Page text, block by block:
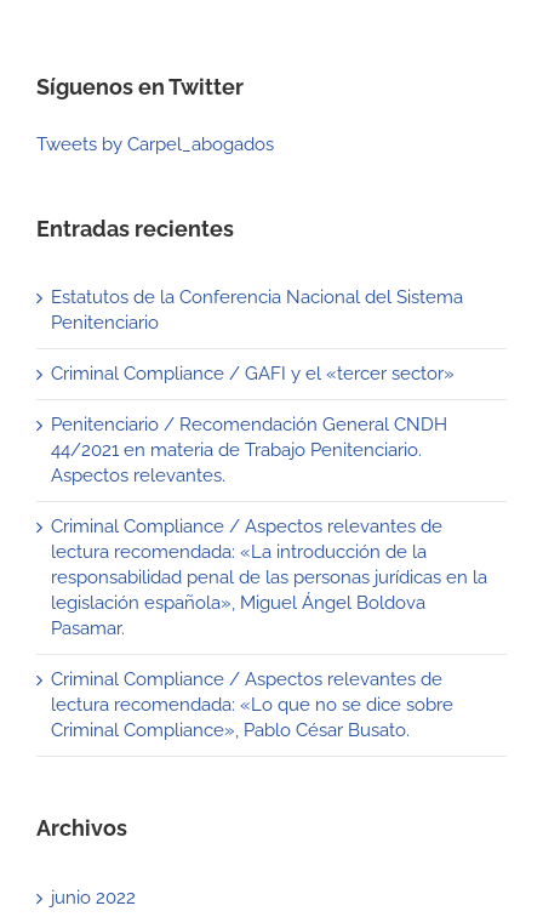
Síguenos en Twitter
Tweets by Carpel_abogados
Entradas recientes
Estatutos de la Conferencia Nacional del Sistema
Penitenciario
Criminal Compliance / GAFI y el «tercer sector»
Penitenciario / Recomendación General CNDH
44/2021 en materia de Trabajo Penitenciario.
Aspectos relevantes.
Criminal Compliance / Aspectos relevantes de
lectura recomendada: «La introducción de la
responsabilidad penal de las personas jurídicas en la
legislación española», Miguel Ángel Boldova
Pasamar.
Criminal Compliance / Aspectos relevantes de
lectura recomendada: «Lo que no se dice sobre
Criminal Compliance», Pablo César Busato.
Archivos
junio 2022